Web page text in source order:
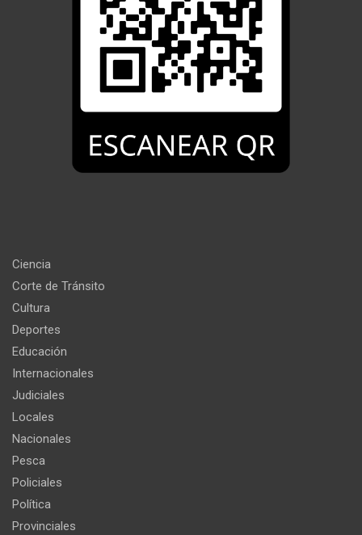
Ciencia
Corte de Tránsito
Cultura
Deportes
Educación
Internacionales
Judiciales
Locales
Nacionales
Pesca
Policiales
Política
Provinciales